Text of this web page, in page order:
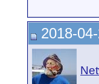
2018-